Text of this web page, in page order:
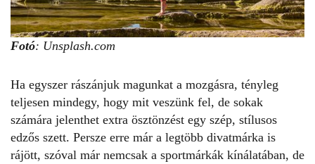
Fotó: Unsplash.com
Ha egyszer rászánjuk magunkat a mozgásra, tényleg
teljesen mindegy, hogy mit veszünk fel, de sokak
számára jelenthet extra ösztönzést egy szép, stílusos
edzős szett. Persze erre már a legtöbb divatmárka is
rájött, szóval már nemcsak a sportmárkák kínálatában, de